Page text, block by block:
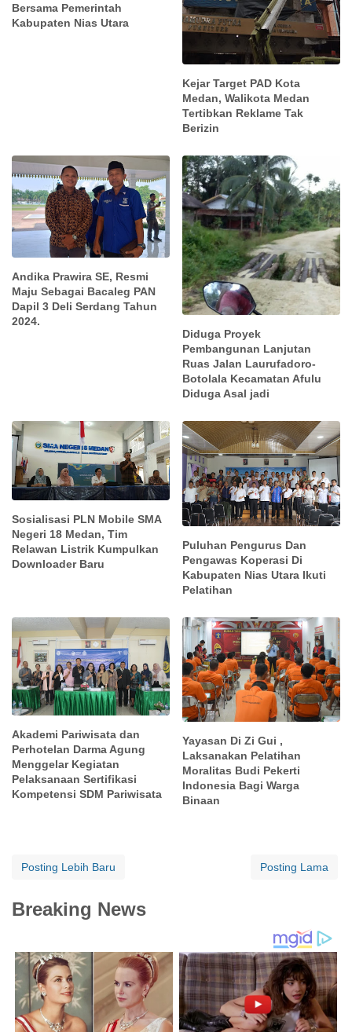
Bersama Pemerintah
Kabupaten Nias Utara
Kejar Target PAD Kota
Medan, Walikota Medan
Tertibkan Reklame Tak
Berizin
Andika Prawira SE, Resmi
Maju Sebagai Bacaleg PAN
Dapil 3 Deli Serdang Tahun
2024.
Diduga Proyek
Pembangunan Lanjutan
Ruas Jalan Laurufadoro-
Botolala Kecamatan Afulu
Diduga Asal jadi
Sosialisasi PLN Mobile SMA
Negeri 18 Medan, Tim
Relawan Listrik Kumpulkan
Downloader Baru
Puluhan Pengurus Dan
Pengawas Koperasi Di
Kabupaten Nias Utara Ikuti
Pelatihan
Akademi Pariwisata dan
Perhotelan Darma Agung
Menggelar Kegiatan
Pelaksanaan Sertifikasi
Kompetensi SDM Pariwisata
Yayasan Di Zi Gui ,
Laksanakan Pelatihan
Moralitas Budi Pekerti
Indonesia Bagi Warga
Binaan
Posting Lebih Baru Posting Lama
Breaking News